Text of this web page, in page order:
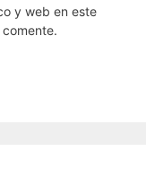
y web en este